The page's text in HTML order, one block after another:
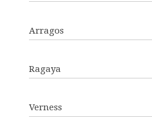
Arragos
Ragaya
Verness